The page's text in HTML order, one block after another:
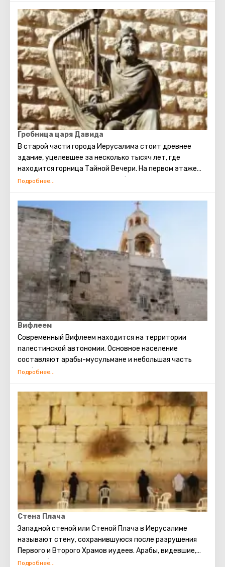
называемых станциями. На месте первых десяти
станций построены небольшие церкви или часовни.
Оставшиеся четыре можно увидеть в Храме Гроба
Господня. Пройдя по Крестному пути, можно самому
увидеть, прочувствовать то, что пришлось пережить
Иисусу. ( В программе маршрута посещение 5
последних точек)
Гробница царя Давида
В старой части города Иерусалима стоит древнее
здание, уцелевшее за несколько тысяч лет, где
находится горница Тайной Вечери. На первом этаже
этого здания расположена гробница Царя Давида. Это
объединил Израиль в мощное, сильное государство,
сделав Иерусалим его главной столицей, установил
Ковчег Завета на горе Сион. Перед смертью Давид
передал своему сыну Соломону средства и все
необходимые чертежи для строительства Первого
Храма. Его почитают как в христианстве, так и в
иудаизме и в исламе.
Вифлеем
Современный Вифлеем находится на территории
палестинской автономии. Основное население
составляют арабы-мусульмане и небольшая часть
арабов-христиан. Основной доход Вифлеему приносит
христианские паломники со всего света. Именно здесь
родился Иисус Христос. Каждое Рождество в
Вифлееме проводятся рождественские мессы,
которые транслируют по всему миру. Главная святыня
города – серебряная звезда в пещере храма
Рождества Христова, которой отмечено место, где
появился на свет Иисус. В этом храме есть
чудотворная икона улыбающейся Божьей Матери,
пещера Избиенных младенцев.
Стена Плача
Западной стеной или Стеной Плача в Иерусалиме
называют стену, сохранившуюся после разрушения
Первого и Второго Храмов иудеев. Арабы, видевшие,
как скорбят евреи о разрушении храма, прозвали это